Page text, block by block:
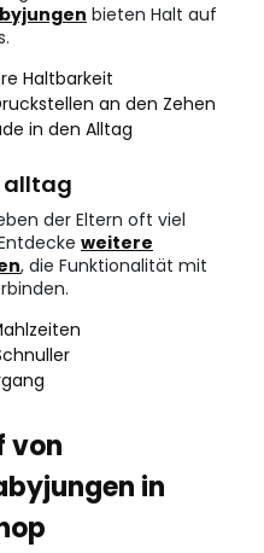
bieten Halt auf
Haltbarkeit
an den Zehen
in den Alltag
alltag
der Eltern oft viel
weitere
, die Funktionalität mit
von
in